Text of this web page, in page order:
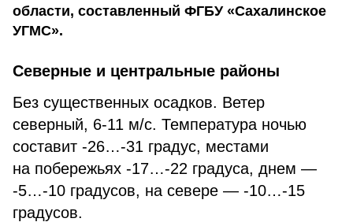
области, составленный ФГБУ «Сахалинское
УГМС».
Северные и центральные районы
Без существенных осадков. Ветер
северный, 6-11 м/с. Температура ночью
составит -26…-31 градус, местами
на побережьях -17…-22 градуса, днем —
-5…-10 градусов, на севере — -10…-15
градусов.